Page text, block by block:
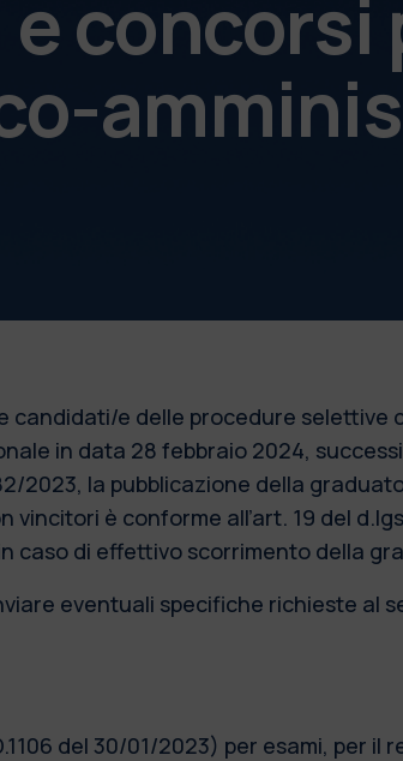
e
candidati/e delle procedure selettive
in data 28 febbraio 2024,
2023, la pubblicazione della
vincitori è conforme all’art. 19 del
caso di effettivo scorrimento della
eventuali specifiche richieste al
del 30/01/2023) per esami, per